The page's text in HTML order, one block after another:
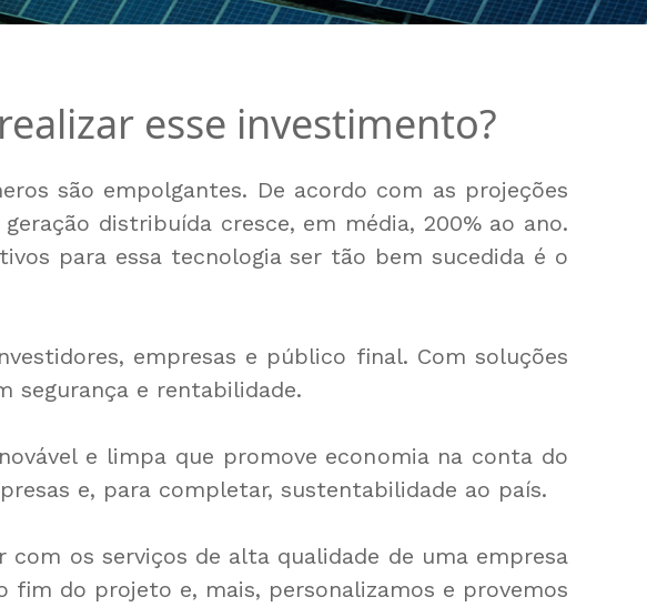
esse investimento?
são empolgantes. De acordo com as projeções
distribuída cresce, em média, 200% ao ano.
para essa tecnologia ser tão bem sucedida é o
empresas e público final. Com soluções
segurança e rentabilidade.
e limpa que promove economia na conta do
e, para completar, sustentabilidade ao país.
os serviços de alta qualidade de uma empresa
fim do projeto e, mais, personalizamos e provemos